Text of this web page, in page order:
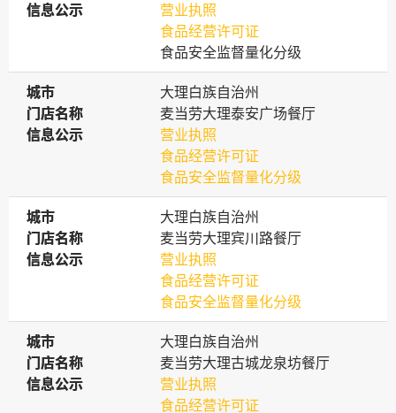
信息公示
信息公示
营业执照
食品经营许可证
食品安全监督量化分级
城市
城市
大理白族自治州
门店名称
门店名称
麦当劳大理泰安广场餐厅
信息公示
信息公示
营业执照
食品经营许可证
食品安全监督量化分级
城市
城市
大理白族自治州
门店名称
门店名称
麦当劳大理宾川路餐厅
信息公示
信息公示
营业执照
食品经营许可证
食品安全监督量化分级
城市
城市
大理白族自治州
门店名称
门店名称
麦当劳大理古城龙泉坊餐厅
信息公示
信息公示
营业执照
食品经营许可证